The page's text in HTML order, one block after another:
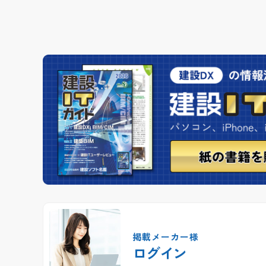
掲載メーカー様
ログイン